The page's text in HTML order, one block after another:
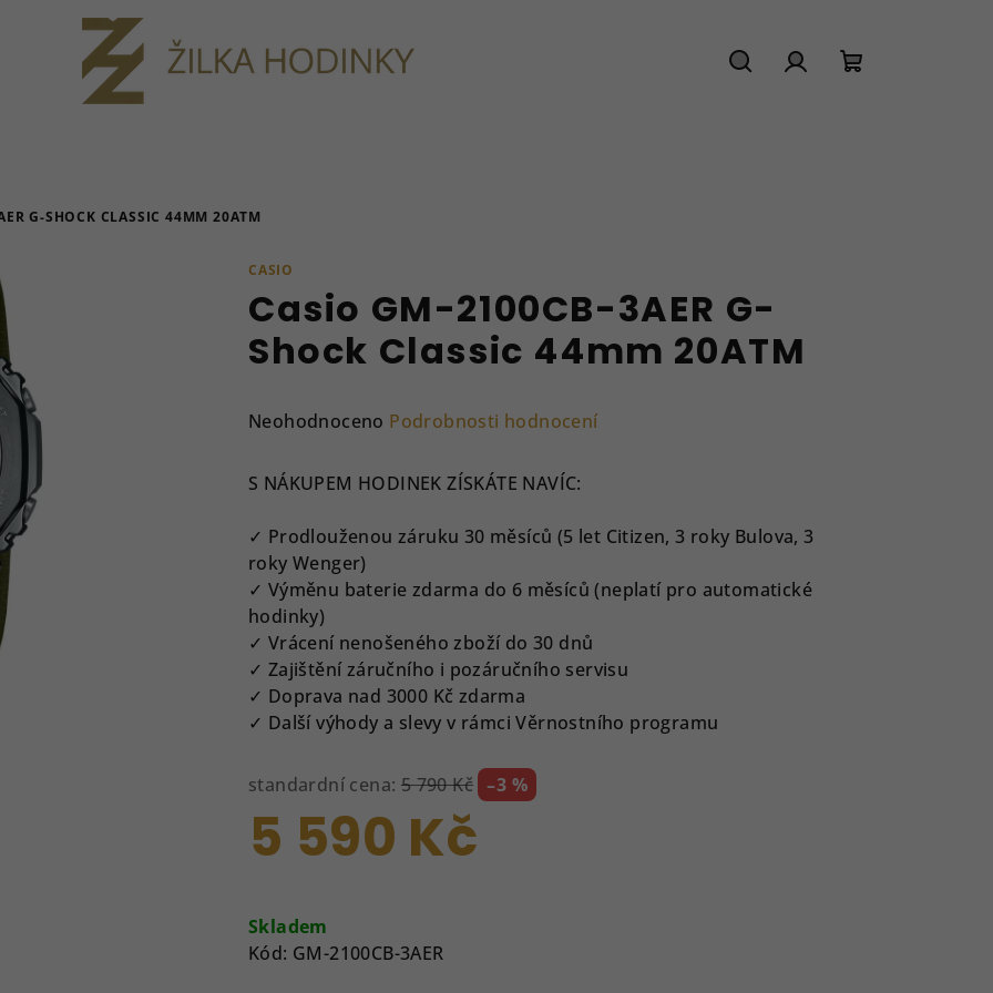
G-SHOCK CLASSIC 44MM 20ATM
CASIO
Casio GM-2100CB-3AER G-
Shock Classic 44mm 20ATM
Průměrné
produktu
0,0
5
hvězdiček.
Neohodnoceno Podrobnosti hodnocení
S NÁKUPEM HODINEK ZÍSKÁTE NAVÍC:
✓ Prodlouženou záruku 30 měsíců (5 let Citizen, 3 roky Bulova, 3
roky Wenger)
✓ Výměnu baterie zdarma do 6 měsíců (neplatí pro automatické
hodinky)
✓ Vrácení nenošeného zboží do 30 dnů
✓ Zajištění záručního i pozáručního servisu
✓ Doprava nad 3000 Kč zdarma
✓ Další výhody a slevy v rámci Věrnostního programu
standardní cena: 5 790 Kč –3 %
5 590 Kč
cena:
Skladem
Kód: GM-2100CB-3AER